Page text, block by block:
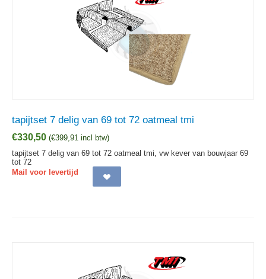
tapijtset 7 delig van 69 tot 72 oatmeal tmi
€330,50 (€399,91 incl btw)
tapijtset 7 delig van 69 tot 72 oatmeal tmi, vw kever van bouwjaar 69
tot 72
Mail voor levertijd